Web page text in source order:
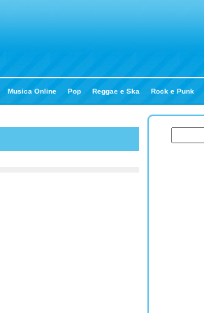
Musica Online Pop Reggae e Ska Rock e Punk